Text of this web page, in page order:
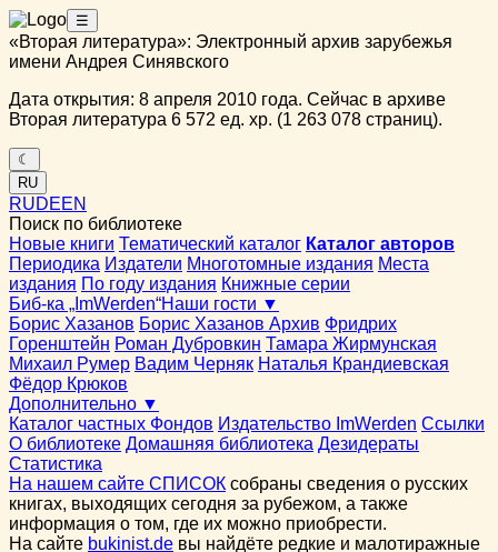
☰
«Вторая литература»: Электронный архив зарубежья
имени Андрея Синявского
Дата открытия: 8 апреля 2010 года. Сейчас в архиве
Вторая литература 6 572 ед. хр. (1 263 078 страниц).
☾
RU
RUDEEN
Поиск по библиотеке
Новые книги Тематический каталог Каталог авторов
Периодика Издатели Многотомные издания Места
издания По году издания Книжные серии
Биб-ка „ImWerden“Наши гости ▼
Борис Хазанов Борис Хазанов Архив Фридрих
Горенштейн Роман Дубровкин Тамара Жирмунская
Михаил Румер Вадим Черняк Наталья Крандиевская
Фёдор Крюков
Дополнительно ▼
Каталог частных Фондов Издательство ImWerden Ссылки
О библиотеке Домашняя библиотека Дезидераты
Статистика
На нашем сайте СПИСОК собраны сведения о русских
книгах, выходящих сегодня за рубежом, а также
информация о том, где их можно приобрести.
На сайте bukinist.de вы найдёте редкие и малотиражные